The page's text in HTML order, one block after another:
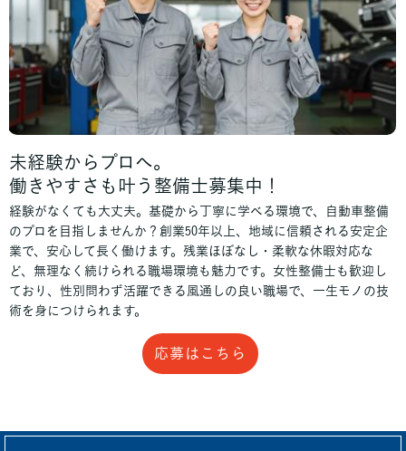
未経験からプロへ。
働きやすさも叶う整備士募集中！
経験がなくても大丈夫。基礎から丁寧に学べる環境で、自動車整備
のプロを目指しませんか？創業50年以上、地域に信頼される安定企
業で、安心して長く働けます。残業ほぼなし・柔軟な休暇対応な
ど、無理なく続けられる職場環境も魅力です。女性整備士も歓迎し
ており、性別問わず活躍できる風通しの良い職場で、一生モノの技
術を身につけられます。
応募はこちら